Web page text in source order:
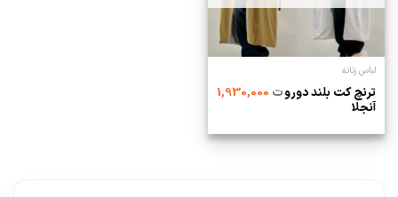
لباس زنانه
ترنچ کت بلند دورو
آنجلا
ت1,930,000